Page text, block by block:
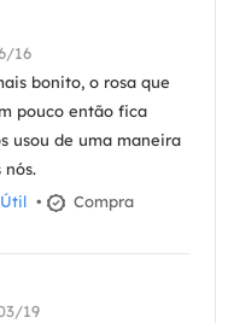
16
bonito, o rosa que
pouco então fica
usou de uma maneira
nós.
Útil •
Compra
19